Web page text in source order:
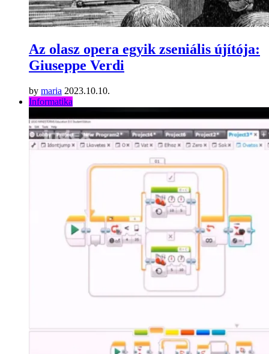
Az olasz opera egyik zseniális újítója:
Giuseppe Verdi
by maria 2023.10.10.
Informatika